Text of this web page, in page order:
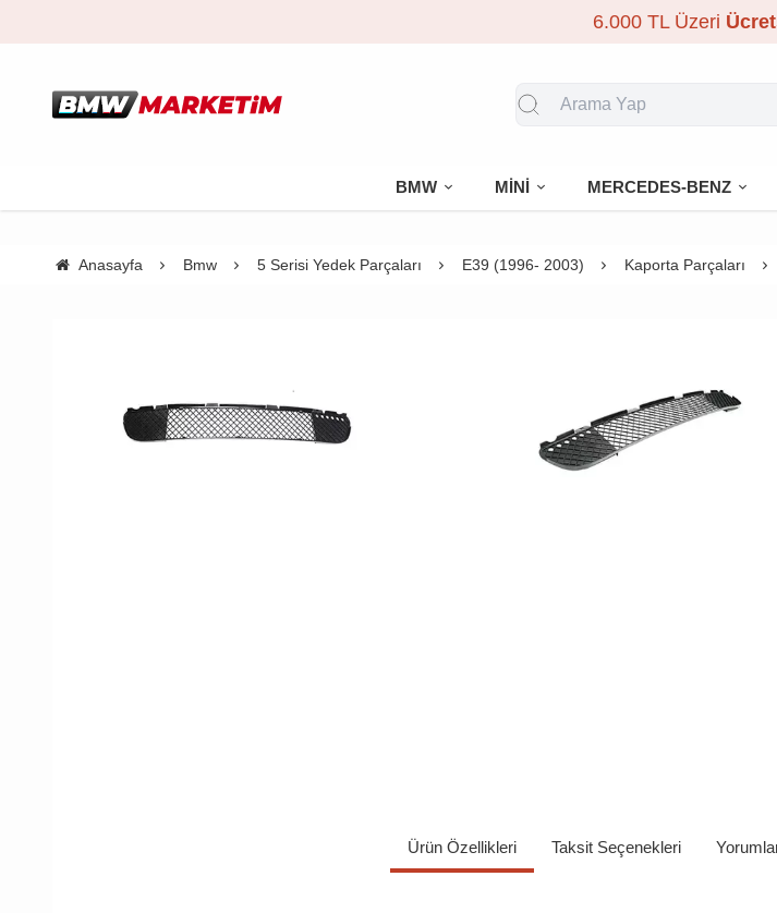
6.000 TL Üzeri
BMW MİNİ MERCEDES-BENZ
Anasayfa Bmw 5 Serisi Yedek Parçaları E39 (1996- 2003) Kaporta Parçaları
Ürün Özellikleri Taksit Seçenekleri